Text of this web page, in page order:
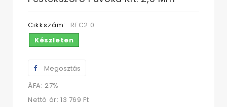
Cikkszám:
REC2.0
Készleten
Megosztás
ÁFA: 27%
Nettó ár: 13 769 Ft‎